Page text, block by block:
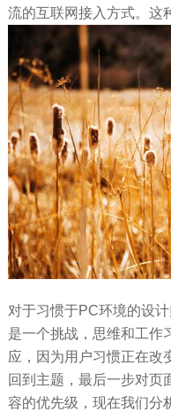
流的互联网接入方式。这
对于习惯于PC环境的设
是一个挑战，思维和工作
应，因为用户习惯正在改
回到主题，最后一步对页
容的优先级，现在我们分